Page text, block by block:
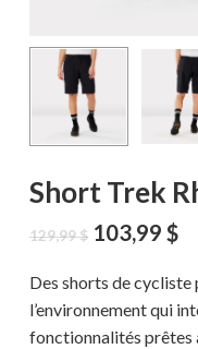
Short Trek
129,99$ Le
initial
était :
129,99 $.
103,99 $Le
Des shorts de cycliste
l’environnement qui
fonctionnalités prêtes